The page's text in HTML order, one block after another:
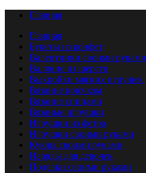
Главная
Главная
Букеты из конфет
Валентинки своими руками
Валяние из шерсти
Выкройки мягких игрушек
Вязание крючком
Вязание спицами
Вязаные игрушки
Игрушки из фетра
Игрушки своими руками
Куклы своими руками
Наряды для девочек
Поделки своими руками